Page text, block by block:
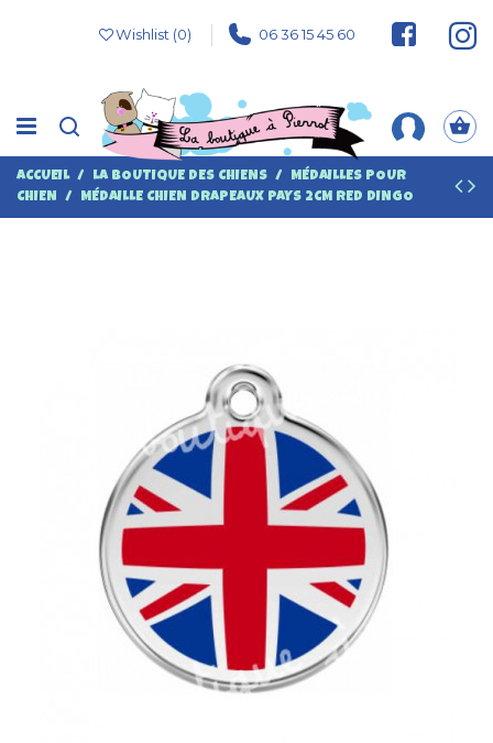
Wishlist (0) 06 36 15 45 60
ACCUEIL LA BOUTIQUE DES CHIENS
MÉDAILLES POUR
CHIEN
MÉDAILLE CHIEN DRAPEAUX PAYS 2CM RED DINGO